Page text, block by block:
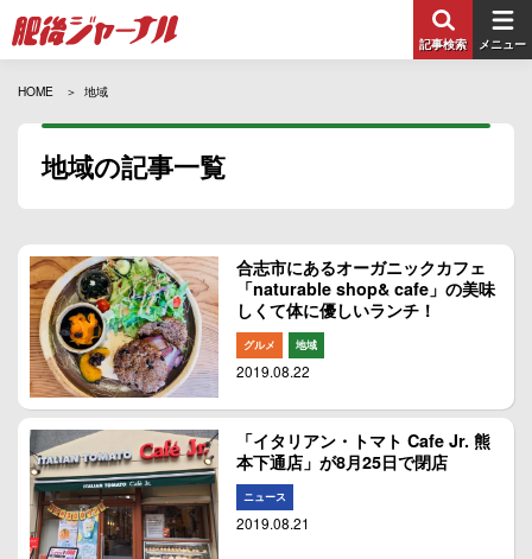
記事検索 メニュー
HOME 地域
地域の記事一覧
合志市にあるオーガニックカフェ
「naturable shop& cafe」の美味
しくて体に優しいランチ！
グルメ 地域
2019.08.22
「イタリアン・トマト Cafe Jr. 熊
本下通店」が8月25日で閉店
ニュース
2019.08.21